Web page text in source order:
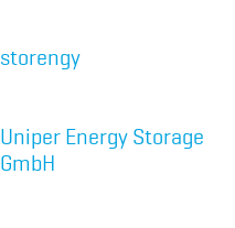
storengy
Uniper Energy Storage
GmbH